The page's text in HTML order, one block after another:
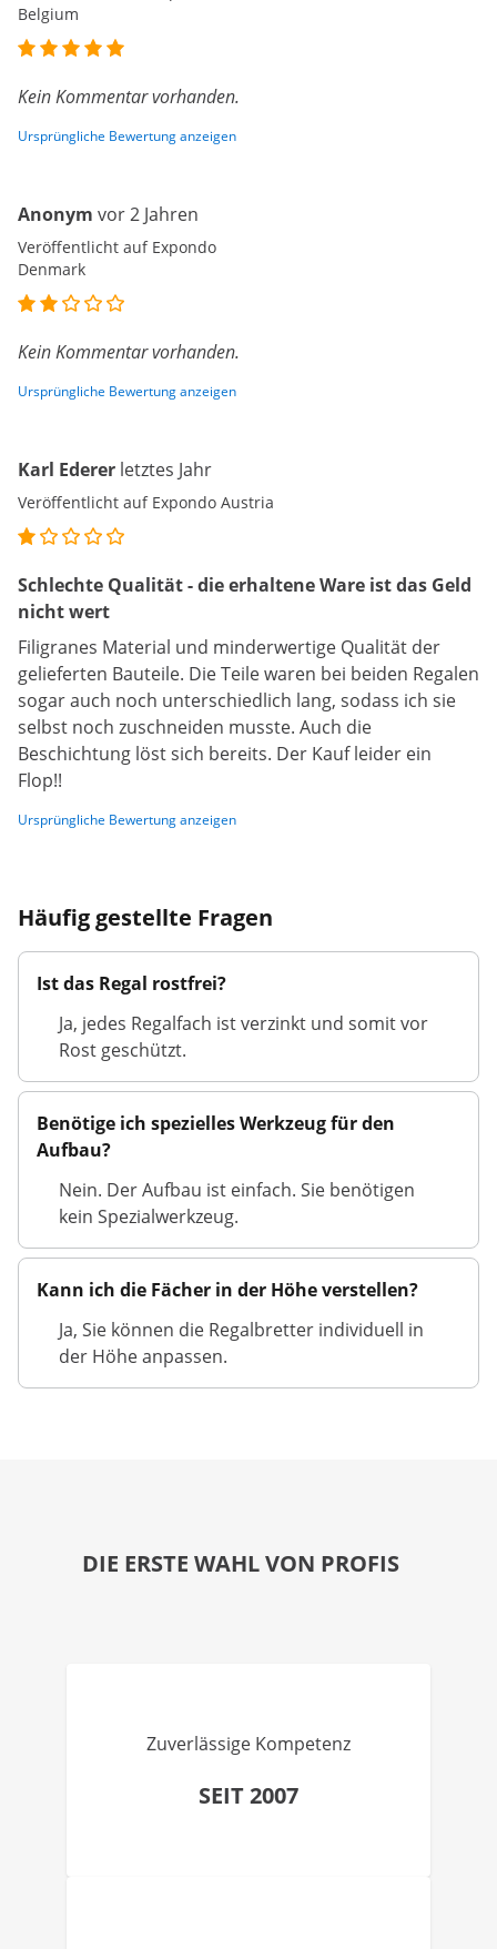
Belgium
Kein Kommentar vorhanden.
Ursprüngliche Bewertung anzeigen
Anonym vor 2 Jahren
Veröffentlicht auf Expondo
Denmark
Kein Kommentar vorhanden.
Ursprüngliche Bewertung anzeigen
Karl Ederer letztes Jahr
Veröffentlicht auf Expondo Austria
Schlechte Qualität - die erhaltene Ware ist das Geld
nicht wert
Filigranes Material und minderwertige Qualität der
gelieferten Bauteile. Die Teile waren bei beiden Regalen
sogar auch noch unterschiedlich lang, sodass ich sie
selbst noch zuschneiden musste. Auch die
Beschichtung löst sich bereits. Der Kauf leider ein
Flop!!
Ursprüngliche Bewertung anzeigen
Häufig gestellte Fragen
Ist das Regal rostfrei?
Ja, jedes Regalfach ist verzinkt und somit vor
Rost geschützt.
Benötige ich spezielles Werkzeug für den
Aufbau?
Nein. Der Aufbau ist einfach. Sie benötigen
kein Spezialwerkzeug.
Kann ich die Fächer in der Höhe verstellen?
Ja, Sie können die Regalbretter individuell in
der Höhe anpassen.
DIE ERSTE WAHL VON PROFIS
Zuverlässige Kompetenz
SEIT 2007